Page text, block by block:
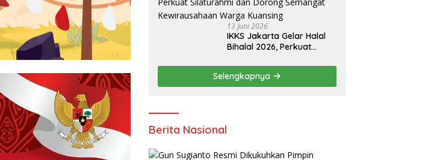
13 Juni 2026
IKKS Jakarta Gelar Halal
Bihalal 2026, Perkuat
Semangat Kewirausahaan
Warga Kuansing
Selengkapnya
Berita Nasional